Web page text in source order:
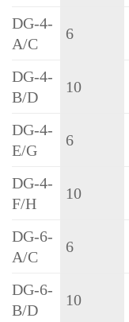
DG-4-
A/C
6
DG-4-
B/D
10
DG-4-
E/G
6
DG-4-
F/H
10
DG-6-
A/C
6
DG-6-
B/D
10